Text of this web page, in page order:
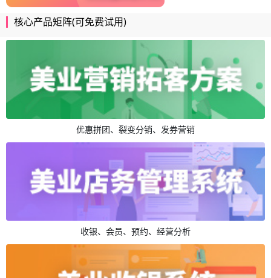
核心产品矩阵(可免费试用)
优惠拼团、裂变分销、发券营销
收银、会员、预约、经营分析